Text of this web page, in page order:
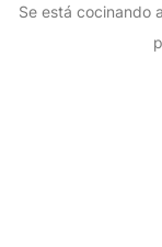
Se está cocinando